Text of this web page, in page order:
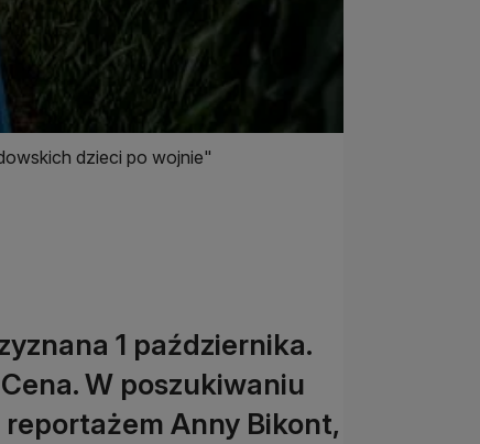
dzieci po wojnie"
1 października.
W poszukiwaniu
Anny Bikont,